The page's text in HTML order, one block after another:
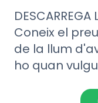
DESCARREGA
Coneix el
de la llum
ho quan